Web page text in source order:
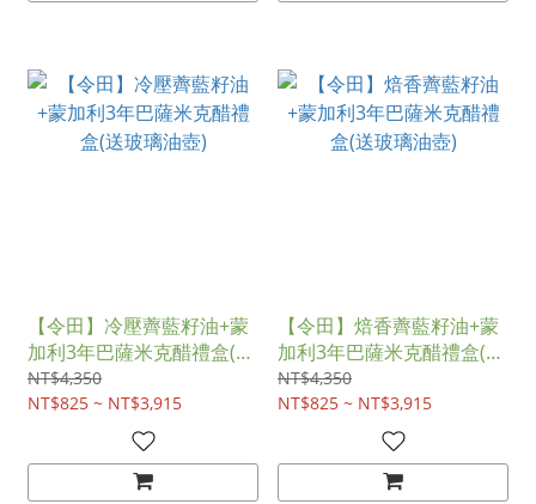
【令田】冷壓薺藍籽油+蒙
加利3年巴薩米克醋禮盒(送
玻璃油壺)
NT$4,350
NT$825 ~ NT$3,915
【令田】焙香薺藍籽油+蒙
加利3年巴薩米克醋禮盒(送
玻璃油壺)
NT$4,350
NT$825 ~ NT$3,915